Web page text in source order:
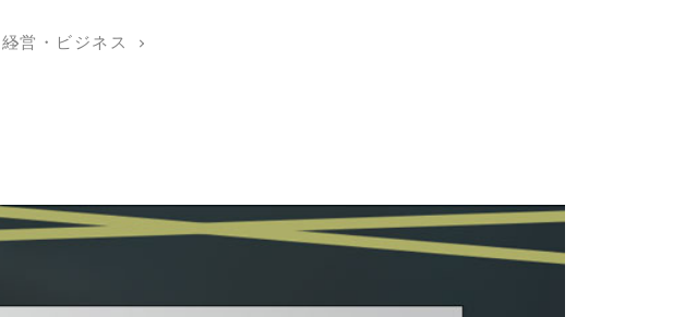
経営・ビジネス